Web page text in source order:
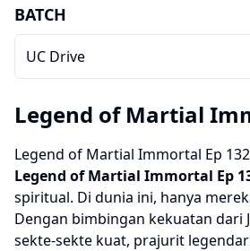
BATCH
UC Drive
Legend of Martial
Legend of Martial Immortal Ep
Legend of Martial Immortal Ep
spiritual. Di dunia ini, hanya
Dengan bimbingan kekuatan dari
sekte-sekte kuat, prajurit